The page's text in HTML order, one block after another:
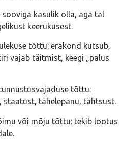
kasulik olla, aga tal
keerukusest.
tõttu: erakond kutsub,
vajab täitmist, keegi „palus
tõttu:
tähelepanu, tähtsust.
või mõju tõttu: tekib lootus